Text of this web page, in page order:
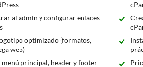
al admin y configurar enlaces
optimizado (formatos,
web)
principal, header y footer